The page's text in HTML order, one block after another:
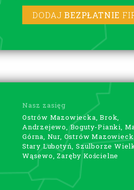
DODAJBEZPŁATNIE
Nasz zasięg
Ostrów Mazowiecka, Brok,
Andrzejewo, Boguty-Pianki,
Górna, Nur, Ostrów
Stary Lubotyń, Szulborze
Wąsewo, Zaręby Kościelne